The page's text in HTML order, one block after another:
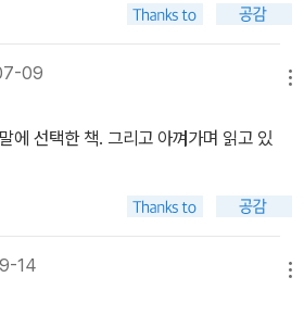
09
에 선택한 책. 그리고 아껴가며 읽고 있
14